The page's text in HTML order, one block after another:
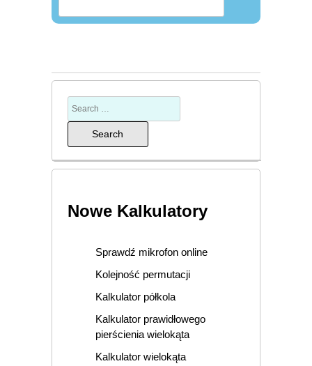
Nowe Kalkulatory
Sprawdź mikrofon online
Kolejność permutacji
Kalkulator półkola
Kalkulator prawidłowego
pierścienia wielokąta
Kalkulator wielokąta